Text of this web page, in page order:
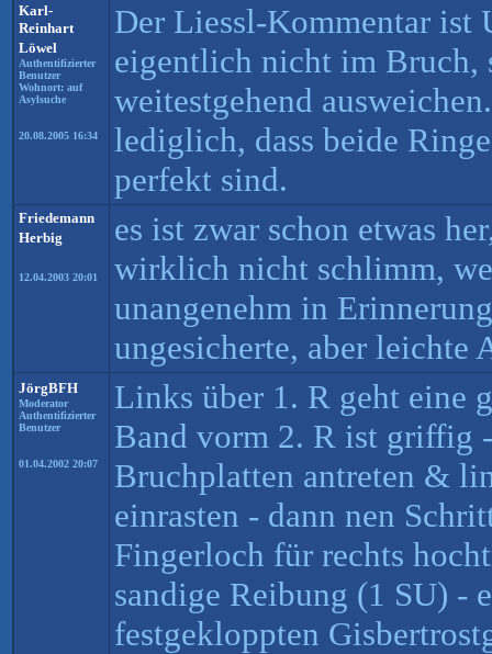
Karl-
Reinhart
Löwel
Authentifizierter
Benutzer
Wohnort: auf
Asylsuche
20.08.2005 16:34
Der Liessl-Kommentar ist
eigentlich nicht im Bruch,
weitestgehend
lediglich, dass beide
perfekt sind.
Friedemann
Herbig
12.04.2003 20:01
es ist zwar schon etwas
wirklich nicht schlimm,
unangenehm in
ungesicherte, aber leichte
JörgBFH
Moderator
Authentifizierter
Benutzer
01.04.2002 20:07
Links über 1. R geht eine
Band vorm 2. R ist griffig
Bruchplatten antreten &
einrasten - dann nen
Fingerloch für rechts
sandige Reibung (1 SU) -
festgekloppten